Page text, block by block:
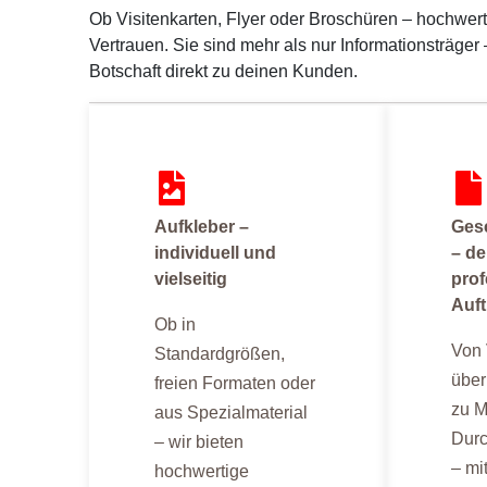
Ob Visitenkarten, Flyer oder Broschüren –
Vertrauen. Sie sind mehr als nur
Botschaft direkt zu deinen Kunden.
Aufkleber –
individuell und
vielseitig
Ob in
Standardgrößen,
freien Formaten oder
aus Spezialmaterial
– wir bieten
hochwertige
–
Von
zu
–